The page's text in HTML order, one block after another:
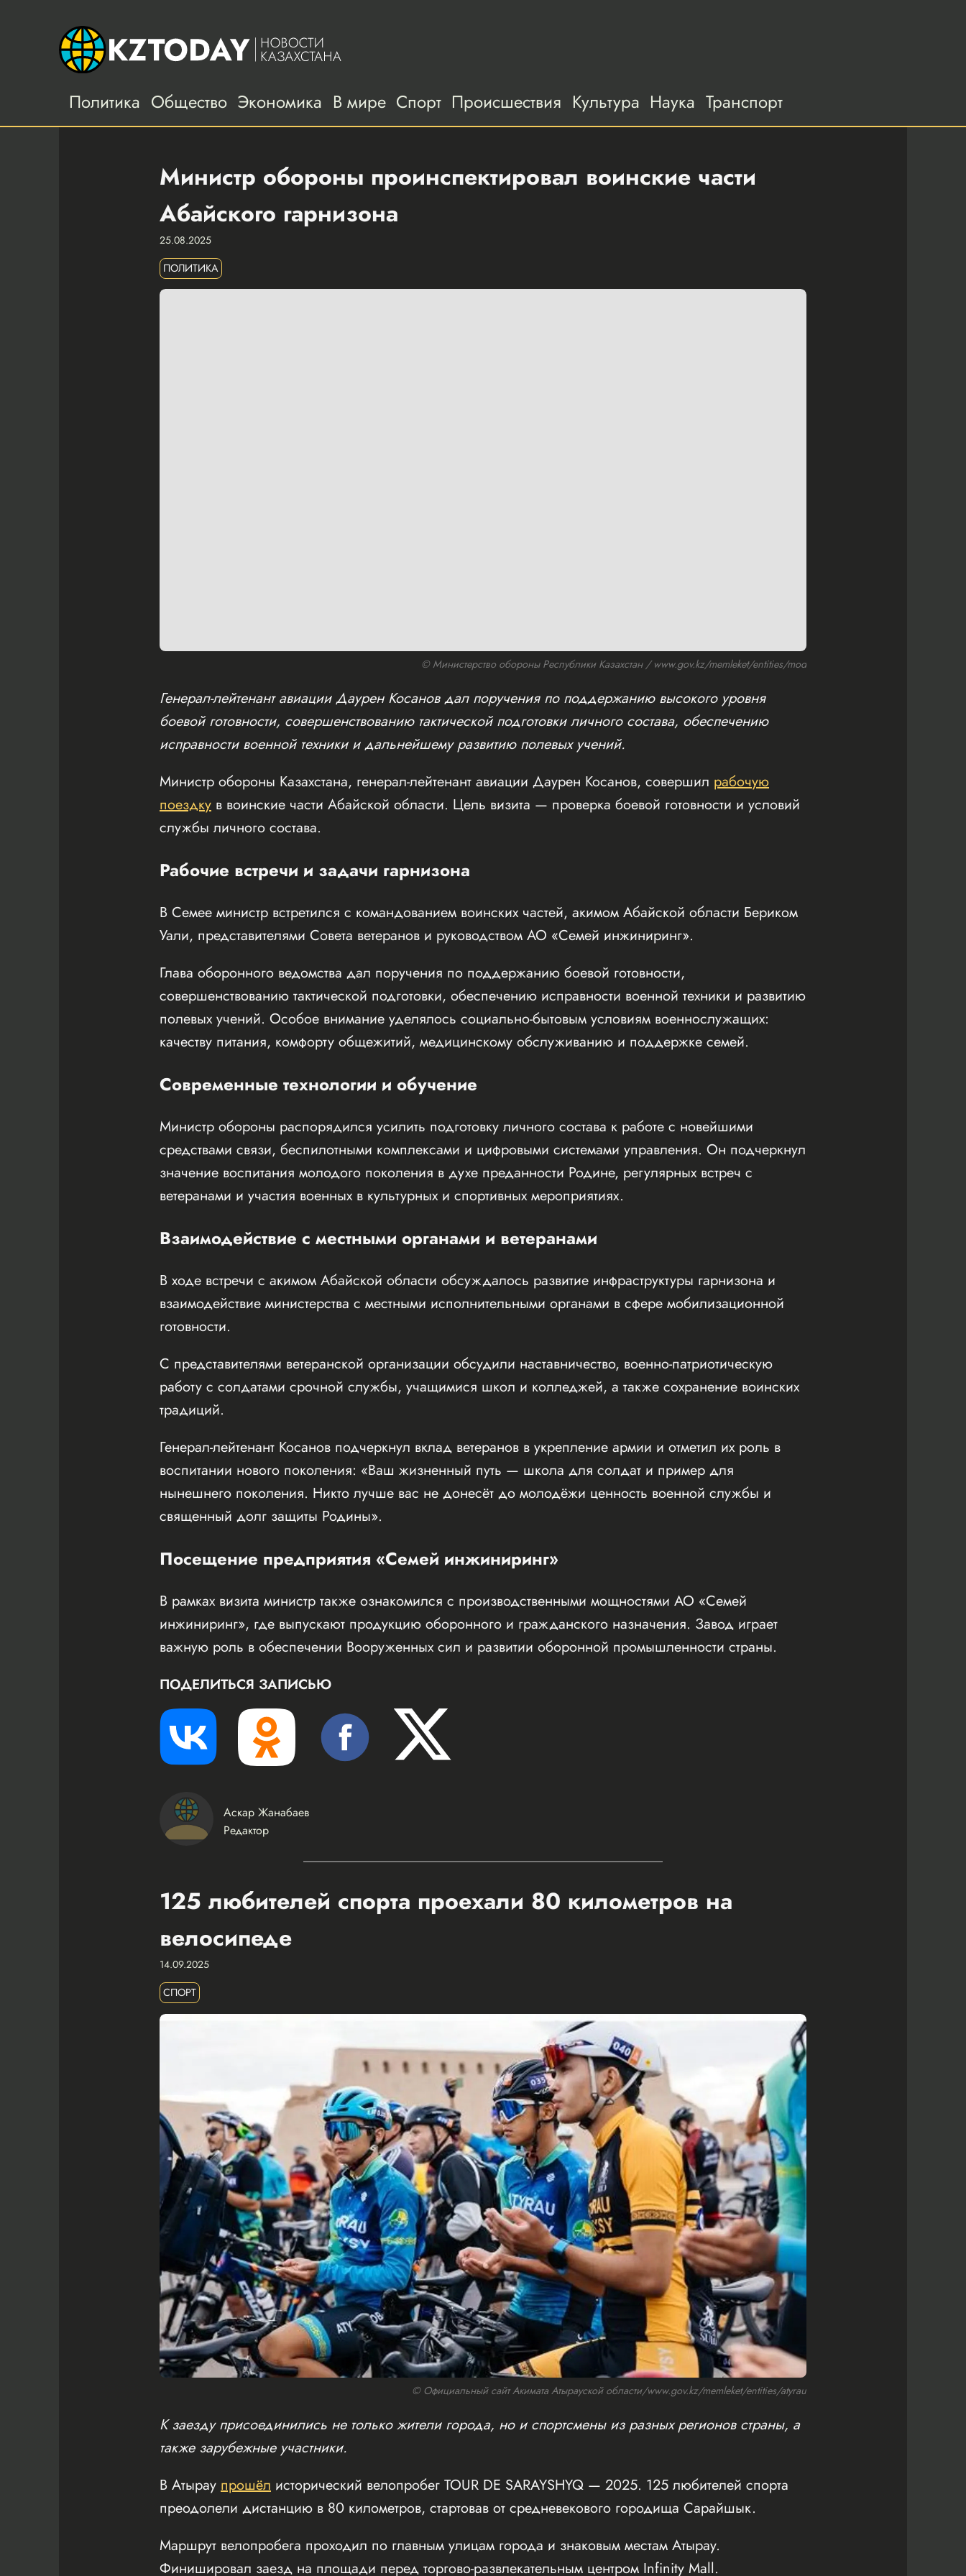
Политика Общество Экономика В мире Спорт Происшествия Культура Наука Транспорт
Министр обороны проинспектировал воинские части
Абайского гарнизона
25.08.2025
ПОЛИТИКА
© Министерство обороны Республики Казахстан / www.gov.kz/memleket/entities/mod
Генерал-лейтенант авиации Даурен Косанов дал поручения по поддержанию высокого уровня
боевой готовности, совершенствованию тактической подготовки личного состава, обеспечению
исправности военной техники и дальнейшему развитию полевых учений.
Министр обороны Казахстана, генерал-лейтенант авиации Даурен Косанов, совершил рабочую
поездку в воинские части Абайской области. Цель визита — проверка боевой готовности и условий
службы личного состава.
Рабочие встречи и задачи гарнизона
В Семее министр встретился с командованием воинских частей, акимом Абайской области Бериком
Уали, представителями Совета ветеранов и руководством АО «Семей инжиниринг».
Глава оборонного ведомства дал поручения по поддержанию боевой готовности,
совершенствованию тактической подготовки, обеспечению исправности военной техники и развитию
полевых учений. Особое внимание уделялось социально-бытовым условиям военнослужащих:
качеству питания, комфорту общежитий, медицинскому обслуживанию и поддержке семей.
Современные технологии и обучение
Министр обороны распорядился усилить подготовку личного состава к работе с новейшими
средствами связи, беспилотными комплексами и цифровыми системами управления. Он подчеркнул
значение воспитания молодого поколения в духе преданности Родине, регулярных встреч с
ветеранами и участия военных в культурных и спортивных мероприятиях.
Взаимодействие с местными органами и ветеранами
В ходе встречи с акимом Абайской области обсуждалось развитие инфраструктуры гарнизона и
взаимодействие министерства с местными исполнительными органами в сфере мобилизационной
готовности.
С представителями ветеранской организации обсудили наставничество, военно-патриотическую
работу с солдатами срочной службы, учащимися школ и колледжей, а также сохранение воинских
традиций.
Генерал-лейтенант Косанов подчеркнул вклад ветеранов в укрепление армии и отметил их роль в
воспитании нового поколения: «Ваш жизненный путь — школа для солдат и пример для
нынешнего поколения. Никто лучше вас не донесёт до молодёжи ценность военной службы и
священный долг защиты Родины».
Посещение предприятия «Семей инжиниринг»
В рамках визита министр также ознакомился с производственными мощностями АО «Семей
инжиниринг», где выпускают продукцию оборонного и гражданского назначения. Завод играет
важную роль в обеспечении Вооруженных сил и развитии оборонной промышленности страны.
ПОДЕЛИТЬСЯ ЗАПИСЬЮ
Аскар Жанабаев
Редактор
125 любителей спорта проехали 80 километров на
велосипеде
14.09.2025
СПОРТ
© Официальный сайт Акимата Атырауской области/www.gov.kz/memleket/entities/atyrau
К заезду присоединились не только жители города, но и спортсмены из разных регионов страны, а
также зарубежные участники.
В Атырау прошёл исторический велопробег TOUR DE SARAYSHYQ — 2025. 125 любителей спорта
преодолели дистанцию в 80 километров, стартовав от средневекового городища Сарайшык.
Маршрут велопробега проходил по главным улицам города и знаковым местам Атырау.
Финишировал заезд на площади перед торгово-развлекательным центром Infinity Mall.